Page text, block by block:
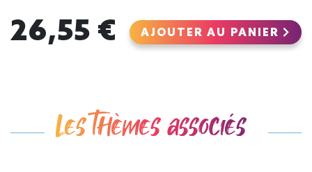
26,55 € AJOUTER AU PANIER
Les thèmes associés